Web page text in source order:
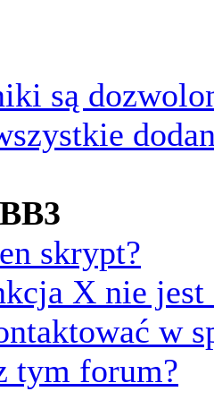
są
skrypt?
X nie jest
w
tym forum?